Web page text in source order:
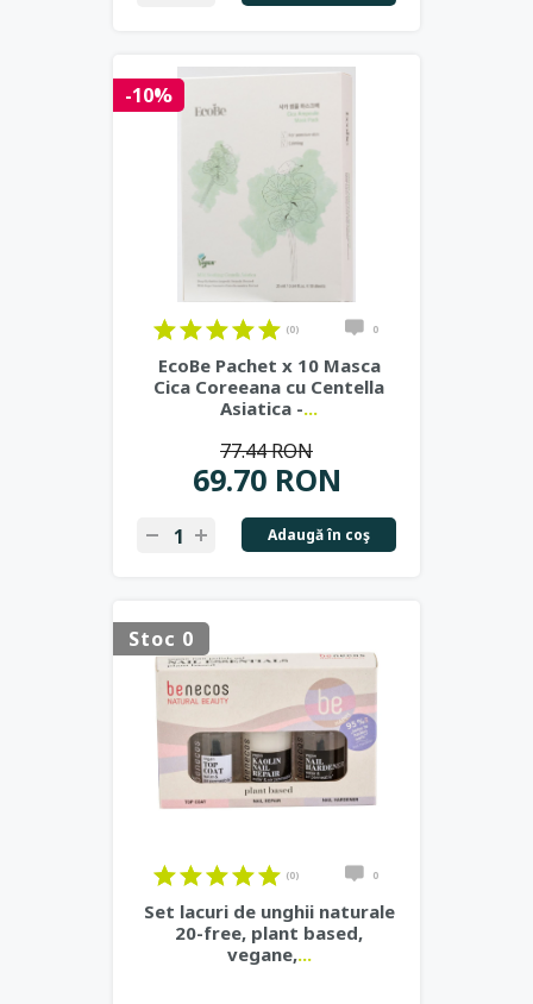
-10%
(0) 0
EcoBe Pachet x 10 Masca
Cica Coreeana cu Centella
Asiatica -...
69.70 RON
77.44 RON
Adaugă în coş
Stoc 0
(0) 0
Set lacuri de unghii naturale
20-free, plant based,
vegane,...